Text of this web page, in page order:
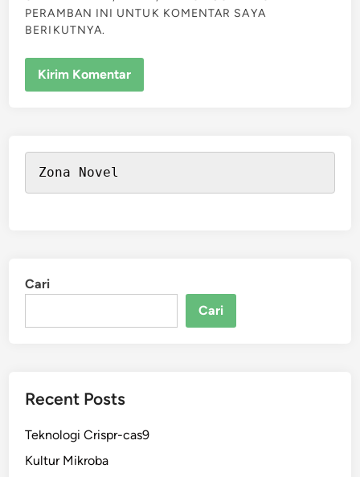
PERAMBAN INI UNTUK KOMENTAR SAYA
BERIKUTNYA.
Zona Novel
Cari
Cari
Recent Posts
Teknologi Crispr-cas9
Kultur Mikroba